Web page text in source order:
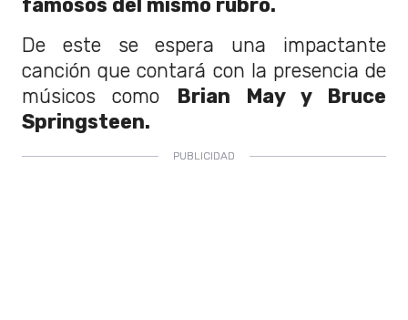
famosos del mismo rubro.
De este se espera una impactante
canción que contará con la presencia de
músicos como Brian May y Bruce
Springsteen.